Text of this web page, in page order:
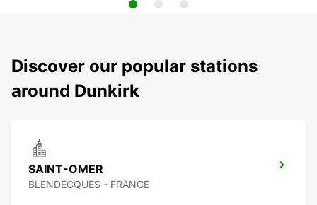
Discover our popular stations
around Dunkirk
SAINT-OMER
BLENDECQUES - FRANCE